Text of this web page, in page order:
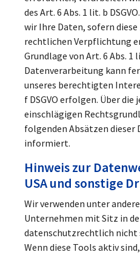
des Art. 6 Abs. 1 lit. b
wir Ihre Daten, sofern
rechtlichen Verpflichtung
Grundlage von Art. 6 Abs. 1
Datenverarbeitung kann
unseres berechtigten
f DSGVO erfolgen. Über
einschlägigen
folgenden Absätzen
informiert.
Hinweis zur
USA und sonstige
Wir verwenden unter
Unternehmen mit Sitz in
datenschutzrechtlich
Wenn diese Tools aktiv